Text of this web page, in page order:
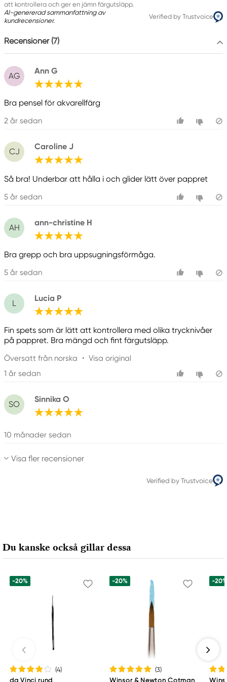
att kontrollera och ger en jämn färgutsläpp.
AI-genererad sammanfattning av
kundrecensioner.
Verified by Trustvoice
Recensioner (7)
AG
Ann G
Bra pensel för akvarellfärg
2 år sedan
CJ
Caroline J
Så bra! Underbar att hålla i och glider lätt över pappret
5 år sedan
AH
ann-christine H
Bra grepp och bra uppsugningsförmåga.
5 år sedan
L
Lucia P
Fin spets som är lätt att kontrollera med olika trycknivåer
på pappret. Bra mängd och fint färgutsläpp.
Översatt från norska • Visa original
1 år sedan
SO
Sinnika O
10 månader sedan
Visa fler recensioner
Verified by Trustvoice
Du kanske också gillar dessa
-20%
(4)
da Vinci rund
-20%
(3)
Winsor & Newton Cotman
-